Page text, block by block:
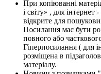
При копіюванні
і світу» , для
відкрите для
Посилання має бути
повного або
Гіперпосилання ( для
розміщена в
матеріалу.